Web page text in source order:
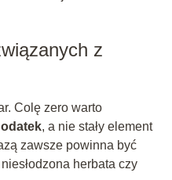
z
Colę zero warto
, a nie stały element
zawsze powinna być
herbata czy